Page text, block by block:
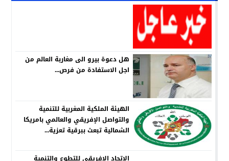
هل دعوة بيرو الى مغاربة العالم من
اجل الاستفادة من فرص...
الهيئة الملكية المغربية للتنمية
والتواصل الإفريقي والعالمي بامريكا
الشمالية تبعث ببرقية تعزية...
الإتحاد الافريقي للتطوع والتنمية